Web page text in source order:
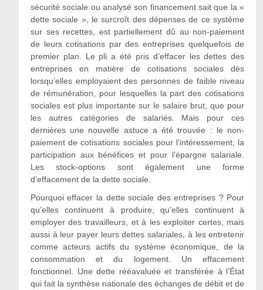
sécurité sociale ou analysé son financement sait que la «
dette sociale », le surcroît des dépenses de ce système
sur ses recettes, est partiellement dû au non-paiement
de leurs cotisations par des entreprises quelquefois de
premier plan. Le pli a été pris d’effacer les dettes des
entreprises en matière de cotisations sociales dès
lorsqu’elles employaient des personnes de faible niveau
de rémunération, pour lesquelles la part des cotisations
sociales est plus importante sur le salaire brut, que pour
les autres catégories de salariés. Mais pour ces
dernières une nouvelle astuce a été trouvée : le non-
paiement de cotisations sociales pour l’intéressement, la
participation aux bénéfices et pour l’épargne salariale.
Les stock-options sont également une forme
d’effacement de la dette sociale.
Pourquoi effacer la dette sociale des entreprises ? Pour
qu’elles continuent à produire, qu’elles continuent à
employer des travailleurs, et à les exploiter certes, mais
aussi à leur payer leurs dettes salariales, à les entretenir
comme acteurs actifs du système économique, de la
consommation et du logement. Un effacement
fonctionnel. Une dette rééavaluée et transférée à l’État
qui fait la synthèse nationale des échanges de débit et de